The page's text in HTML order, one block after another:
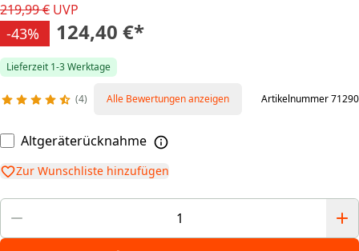
219,99 € UVP
-43% 124,40 €*
Lieferzeit 1-3 Werktage
4 Alle Bewertungen anzeigen Artikelnummer 71290
Altgeräterücknahme
Zur Wunschliste hinzufügen